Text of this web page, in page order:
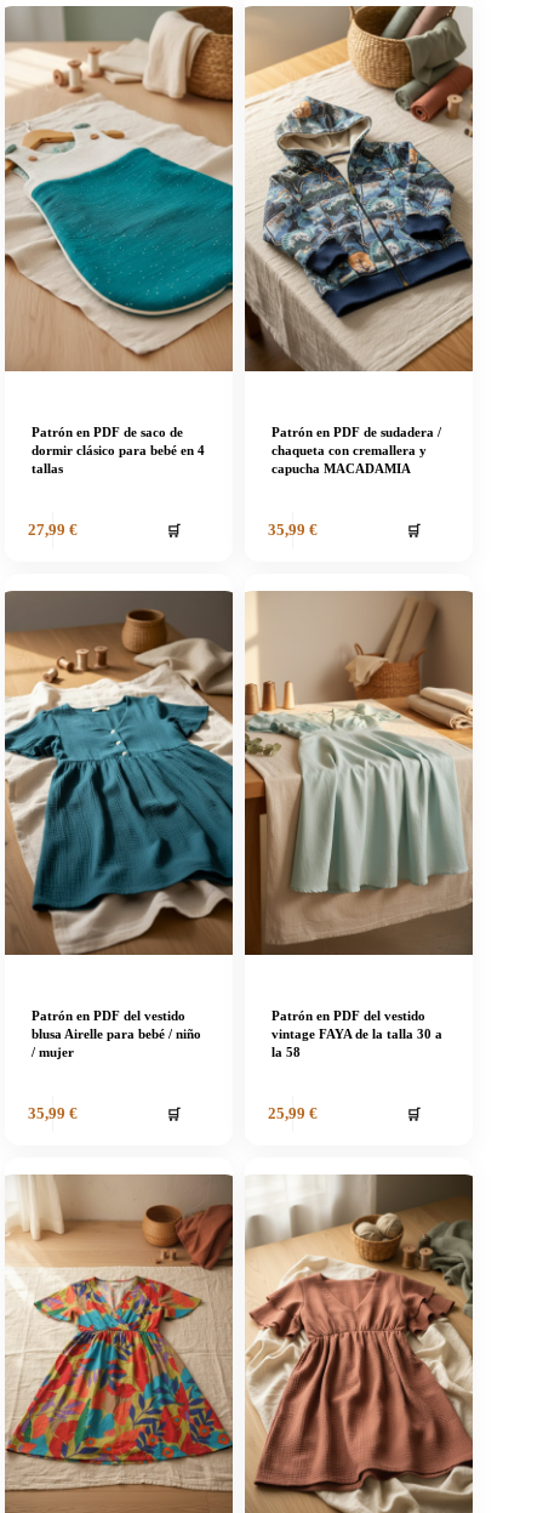
Patrón en PDF de saco de
dormir clásico para bebé en 4
tallas
27,99 € 🛒
Patrón en PDF de sudadera /
chaqueta con cremallera y
capucha MACADAMIA
35,99 € 🛒
Patrón en PDF del vestido
blusa Airelle para bebé / niño
/ mujer
35,99 € 🛒
Patrón en PDF del vestido
vintage FAYA de la talla 30 a
la 58
25,99 € 🛒